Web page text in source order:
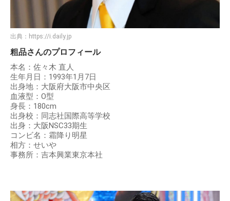
出典： https://i.daily.jp
粗品さんのプロフィール
本名：佐々木 直人
生年月日：1993年1月7日
出身地：大阪府大阪市中央区
血液型：O型
身長：180cm
出身校：同志社国際高等学校
出身：大阪NSC33期生
コンビ名：霜降り明星
相方：せいや
事務所：吉本興業東京本社